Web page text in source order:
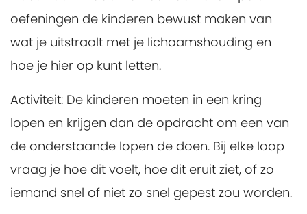
oefeningen de kinderen bewust maken van
wat je uitstraalt met je lichaamshouding en
hoe je hier op kunt letten.
Activiteit: De kinderen moeten in een kring
lopen en krijgen dan de opdracht om een van
de onderstaande lopen de doen. Bij elke loop
vraag je hoe dit voelt, hoe dit eruit ziet, of zo
iemand snel of niet zo snel gepest zou worden.